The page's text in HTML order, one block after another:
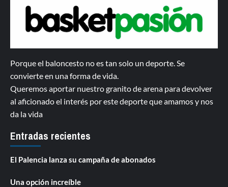
Porque el baloncesto no es tan solo un deporte. Se
convierte en una forma de vida.
Queremos aportar nuestro granito de arena para devolver
al aficionado el interés por este deporte que amamos y nos
da la vida
Entradas recientes
El Palencia lanza su campaña de abonados
Una opción increíble